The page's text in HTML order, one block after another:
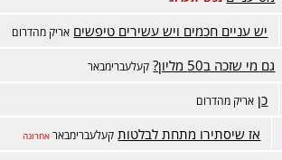
יש עניים חכמים ויש עשירים טיפשים אריק מהדרום
גם מי שזכה ב50 מליון? קעלעברימבאר
כן אריק מהדרום
אז שיסתירו מתחת לבלטות קעלעברימבאר אחרונה